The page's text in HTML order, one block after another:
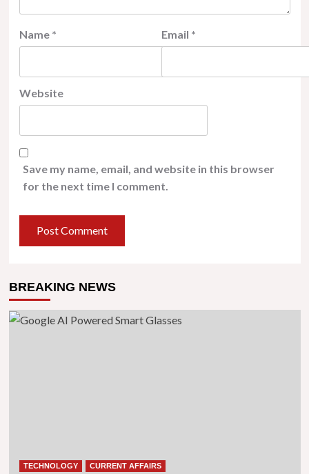
Name * Email *
Website
Save my name, email, and website in this browser
for the next time I comment.
BREAKING NEWS
TECHNOLOGY CURRENT AFFAIRS